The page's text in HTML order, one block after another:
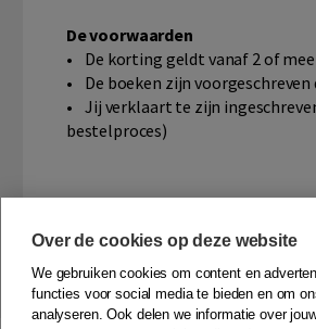
De voorwaarden
• De korting geldt vanaf 2 of
• De boeken zijn
• Jij verklaart te zijn
bestelproces)
Over de cookies op deze website
We gebruiken cookies om content en
functies voor social media te bieden en om
analyseren. Ook delen we informatie over